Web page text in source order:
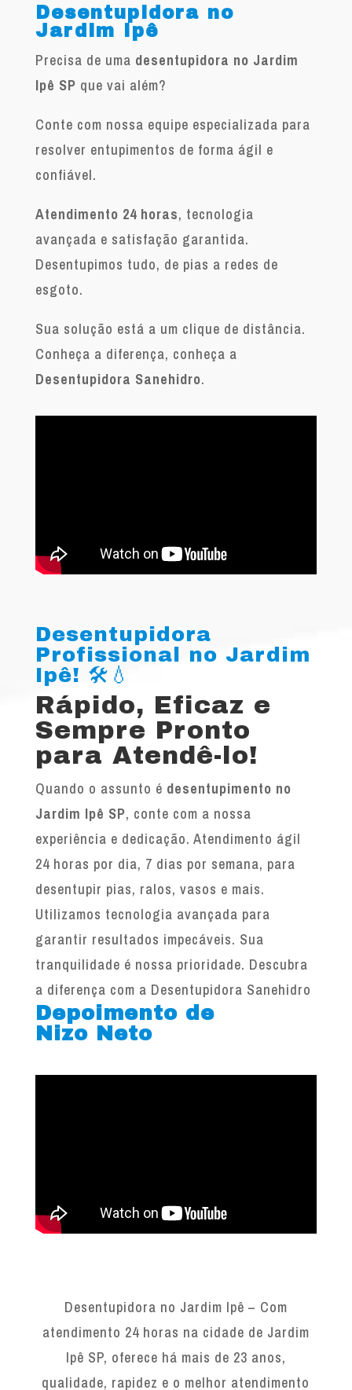
Desentupidora no
Jardim Ipê
Precisa de uma desentupidora no Jardim
Ipê SP que vai além?
Conte com nossa equipe especializada para
resolver entupimentos de forma ágil e
confiável.
Atendimento 24 horas, tecnologia
avançada e satisfação garantida.
Desentupimos tudo, de pias a redes de
esgoto.
Sua solução está a um clique de distância.
Conheça a diferença, conheça a
Desentupidora Sanehidro.
Desentupidora
Profissional no Jardim
Ipê! 🛠️💧
Rápido, Eficaz e
Sempre Pronto
para Atendê-lo!
Quando o assunto é desentupimento no
Jardim Ipê SP, conte com a nossa
experiência e dedicação. Atendimento ágil
24 horas por dia, 7 dias por semana, para
desentupir pias, ralos, vasos e mais.
Utilizamos tecnologia avançada para
garantir resultados impecáveis. Sua
tranquilidade é nossa prioridade. Descubra
a diferença com a Desentupidora Sanehidro
Depoimento de
Nizo Neto
Desentupidora no Jardim Ipê – Com
atendimento 24 horas na cidade de Jardim
Ipê SP, oferece há mais de 23 anos,
qualidade, rapidez e o melhor atendimento